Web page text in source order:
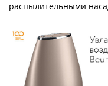
распылительными